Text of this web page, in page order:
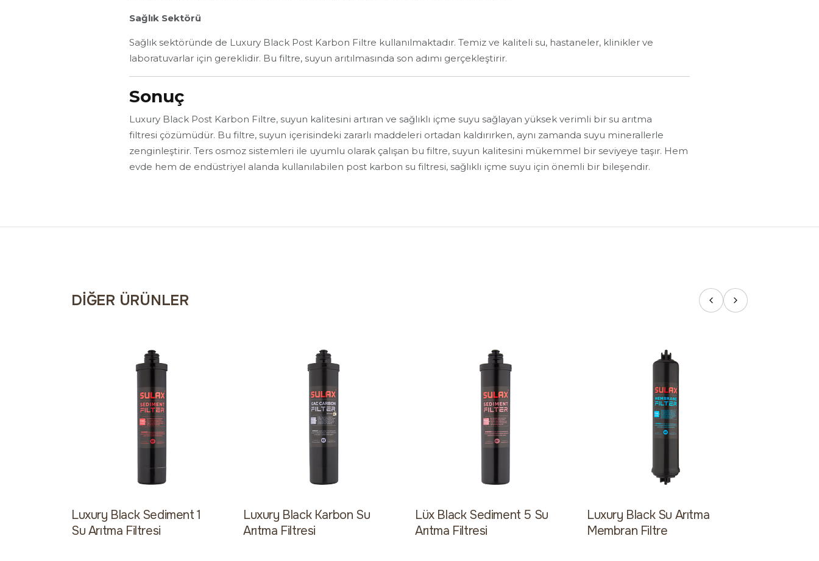
Sağlık Sektörü
Sağlık sektöründe de Luxury Black Post Karbon Filtre kullanılmaktadır. Temiz ve kaliteli su, hastaneler, klinikler ve
laboratuvarlar için gereklidir. Bu filtre, suyun arıtılmasında son adımı gerçekleştirir.
Sonuç
Luxury Black Post Karbon Filtre, suyun kalitesini artıran ve sağlıklı içme suyu sağlayan yüksek verimli bir su arıtma
filtresi çözümüdür. Bu filtre, suyun içerisindeki zararlı maddeleri ortadan kaldırırken, aynı zamanda suyu minerallerle
zenginleştirir. Ters osmoz sistemleri ile uyumlu olarak çalışan bu filtre, suyun kalitesini mükemmel bir seviyeye taşır. Hem
evde hem de endüstriyel alanda kullanılabilen post karbon su filtresi, sağlıklı içme suyu için önemli bir bileşendir.
DIĞER ÜRÜNLER
Luxury Black Sediment 1
Su Arıtma Filtresi
Luxury Black Karbon Su
Arıtma Filtresi
Lüx Black Sediment 5 Su
Arıtma Filtresi
Luxury Black Su Arıtma
Membran Filtre